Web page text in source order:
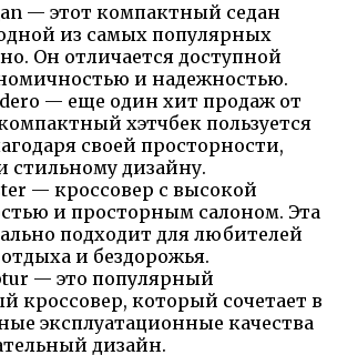
— этот компактный седан
из самых популярных
Он отличается доступной
и надежностью.
— еще один хит продаж от
хэтчбек пользуется
своей просторности,
стильному дизайну.
— кроссовер с высокой
и просторным салоном. Эта
подходит для любителей
и бездорожья.
— это популярный
кроссовер, который сочетает в
эксплуатационные качества
дизайн.